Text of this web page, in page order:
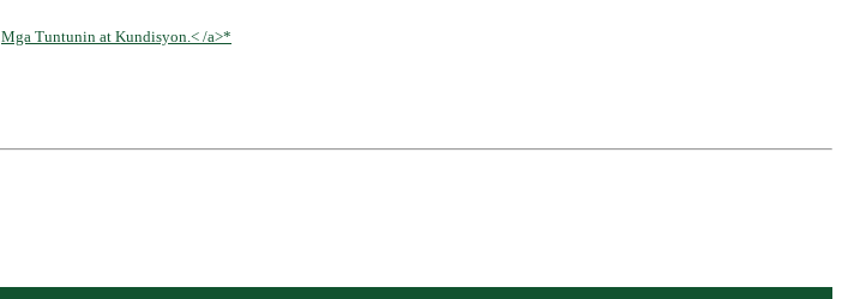
Mga Tuntunin at Kundisyon.< /a>*